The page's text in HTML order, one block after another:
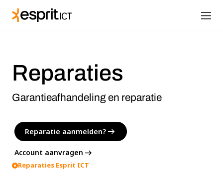
Reparaties
Garantieafhandeling en reparatie
Reparatie aanmelden?
Account aanvragen
Reparaties Esprit ICT